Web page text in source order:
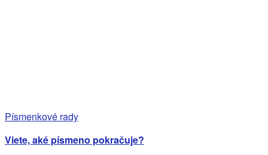
Písmenkové rady
Viete, aké písmeno pokračuje?